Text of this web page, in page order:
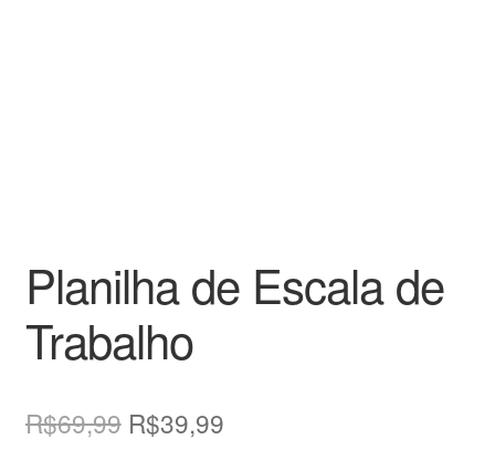
Planilha de Escala de
Trabalho
R$69,99 O
R$39,99O